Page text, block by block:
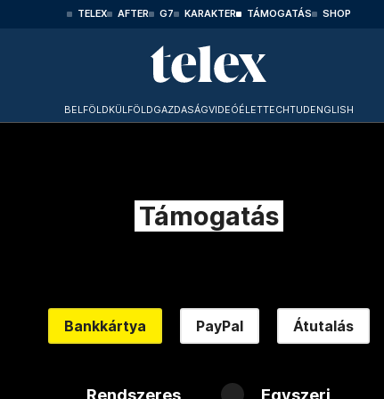
TELEX AFTER G7 KARAKTER TÁMOGATÁS SHOP
BELFÖLDKÜLFÖLDGAZDASÁGVIDEÓÉLETTECHTUDENGLISH
Támogatás
Bankkártya PayPal Átutalás
Rendszeres Egyszeri